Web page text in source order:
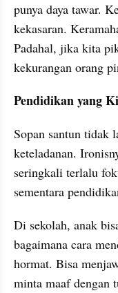
punya daya tawar.
kekasaran.
Padahal, jika kita
kekurangan orang
Pendidikan yang
Sopan santun tidak
keteladanan.
seringkali terlalu
sementara
Di sekolah, anak
bagaimana cara
hormat. Bisa
minta maaf dengan